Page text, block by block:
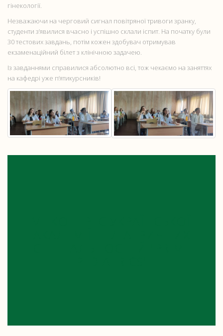
гінекології.
Незважаючи на черговий сигнал повітряної тривоги зранку,
студенти з’явилися вчасно і успішно склали іспит. На початку були
30 тестових завдань, потім кожен здобувач отримував
екзаменаційний білет з клінічною задачею.
Із завданнями справилися абсолютно всі, тож чекаємо на заняттях
на кафедрі уже п’ятикурсників!